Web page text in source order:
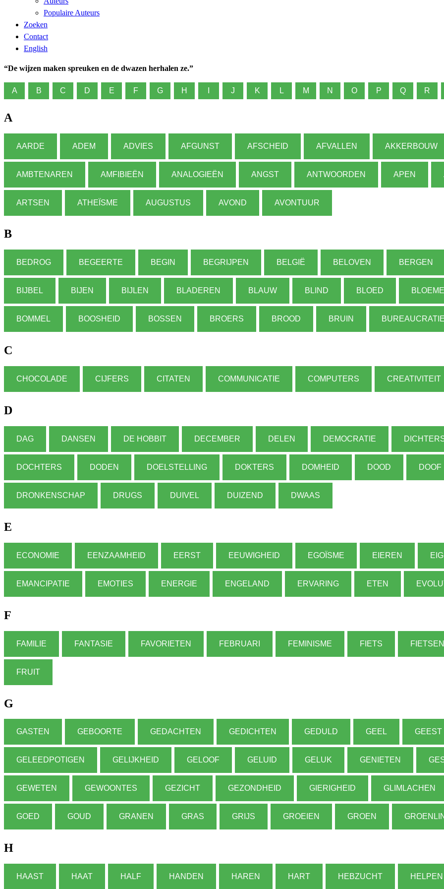
Populaire Auteurs
Zoeken
Contact
English
“De wijzen maken spreuken en de dwazen herhalen ze.”
A B C D E F G H J K L M N O P Q R
A
AARDE ADEM ADVIES AFGUNST AFSCHEID AFVALLEN AKKERBOUW
AMBTENAREN AMFIBIEËN ANALOGIEËN ANGST ANTWOORDEN APEN
ARTSEN ATHEÏSME AUGUSTUS AVOND AVONTUUR
B
BEDROG BEGEERTE BEGIN BEGRIJPEN BELGIË BELOVEN BERGEN
BIJBEL BIJEN BIJLEN BLADEREN BLAUW BLIND BLOED
BOMMEL BOOSHEID BOSSEN BROERS BROOD BRUIN
C
CHOCOLADE CIJFERS CITATEN COMMUNICATIE COMPUTERS CREATIVITEIT
D
DAG DANSEN DE HOBBIT DECEMBER DELEN DEMOCRATIE
DOCHTERS DODEN DOELSTELLING DOKTERS DOMHEID DOOD DOOF
DRONKENSCHAP DRUGS DUIVEL DUIZEND DWAAS
E
ECONOMIE EENZAAMHEID EERST EEUWIGHEID EGOÏSME EIEREN
EMANCIPATIE EMOTIES ENERGIE ENGELAND ERVARING ETEN
F
FAMILIE FANTASIE FAVORIETEN FEBRUARI FEMINISME FIETS FIETSEN
FRUIT
G
GASTEN GEBOORTE GEDACHTEN GEDICHTEN GEDULD GEEL GEEST
GELEEDPOTIGEN GELIJKHEID GELOOF GELUID GELUK GENIETEN
GEWETEN GEWOONTES GEZICHT GEZONDHEID GIERIGHEID GLIMLACHEN
GOED GOUD GRANEN GRAS GRIJS GROEIEN GROEN
H
HAAST HAAT HALF HANDEN HAREN HART HEBZUCHT HELPEN